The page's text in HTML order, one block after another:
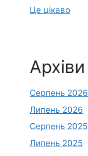
Це цікаво
Архіви
Серпень 2026
Липень 2026
Серпень 2025
Липень 2025